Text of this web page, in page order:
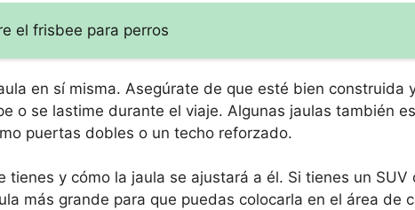
el frisbee para perros
en sí misma. Asegúrate de que esté bien construida
o se lastime durante el viaje. Algunas jaulas también
puertas dobles o un techo reforzado.
y cómo la jaula se ajustará a él. Si tienes un SUV
más grande para que puedas colocarla en el área de